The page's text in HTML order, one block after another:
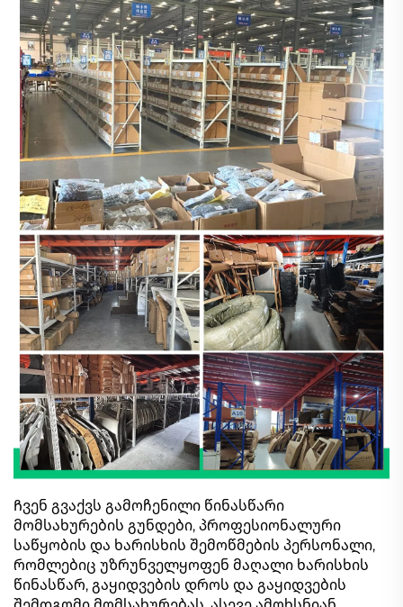
Ჩვენ გვაქვს გამოჩენილი წინასწარი
მომსახურების გუნდები, პროფესიონალური
საწყობის და ხარისხის შემოწმების პერსონალი,
რომლებიც უზრუნველყოფენ მაღალი ხარისხის
წინასწარ, გაყიდვების დროს და გაყიდვების